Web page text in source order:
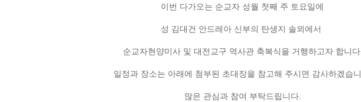
이번 다가오는 순교자 성월 첫째 주 토요일에
성 김대건 안드레아 신부의 탄생지 솔뫼에서
순교자현양미사 및 대전교구 역사관 축복식을 거행하고자 합니
일정과 장소는 아래에 첨부된 초대장을 참고해 주시면 감사하겠습
많은 관심과 참여 부탁드립니다.